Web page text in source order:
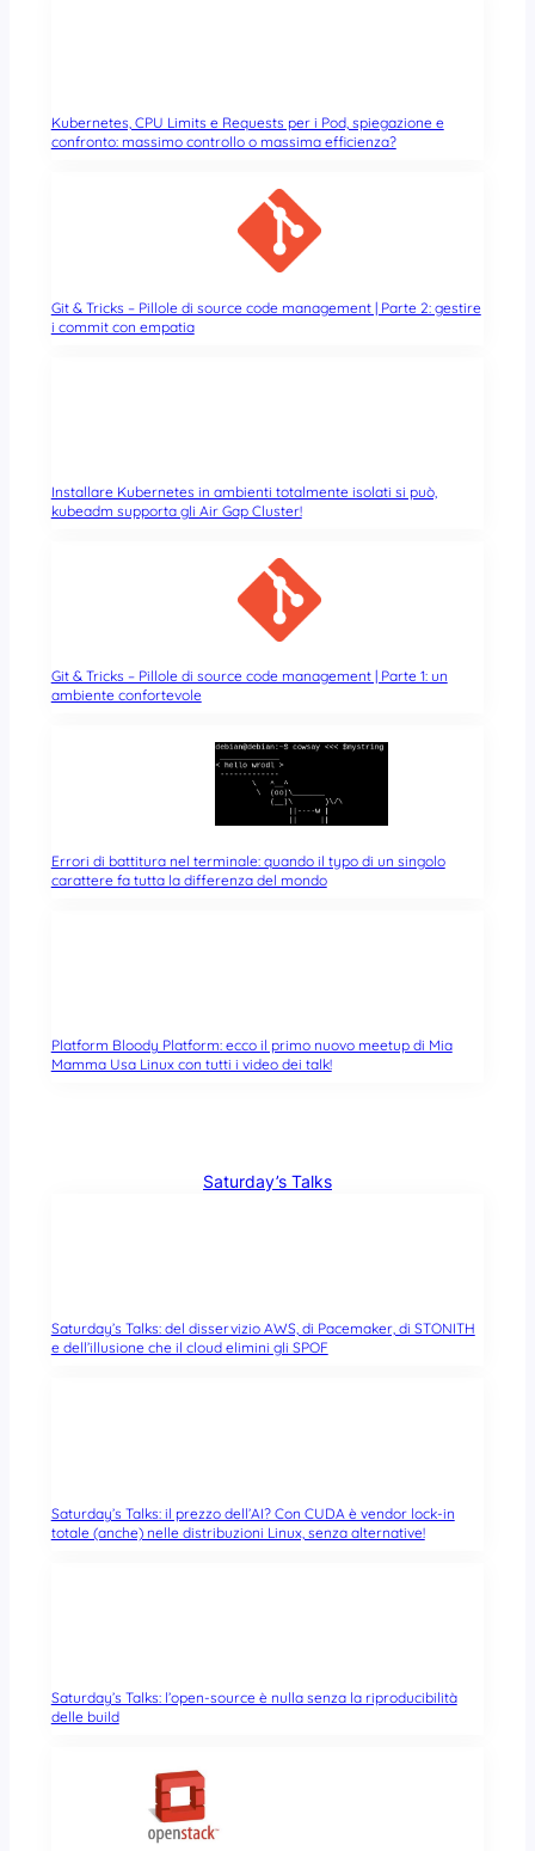
Kubernetes, CPU Limits e Requests per i Pod, spiegazione e
confronto: massimo controllo o massima efficienza?
Git & Tricks – Pillole di source code management | Parte 2: gestire
i commit con empatia
Installare Kubernetes in ambienti totalmente isolati si può,
kubeadm supporta gli Air Gap Cluster!
Git & Tricks – Pillole di source code management | Parte 1: un
ambiente confortevole
Errori di battitura nel terminale: quando il typo di un singolo
carattere fa tutta la differenza del mondo
Platform Bloody Platform: ecco il primo nuovo meetup di Mia
Mamma Usa Linux con tutti i video dei talk!
Saturday’s Talks
Saturday’s Talks: del disservizio AWS, di Pacemaker, di STONITH
e dell’illusione che il cloud elimini gli SPOF
Saturday’s Talks: il prezzo dell’AI? Con CUDA è vendor lock-in
totale (anche) nelle distribuzioni Linux, senza alternative!
Saturday’s Talks: l’open-source è nulla senza la riproducibilità
delle build